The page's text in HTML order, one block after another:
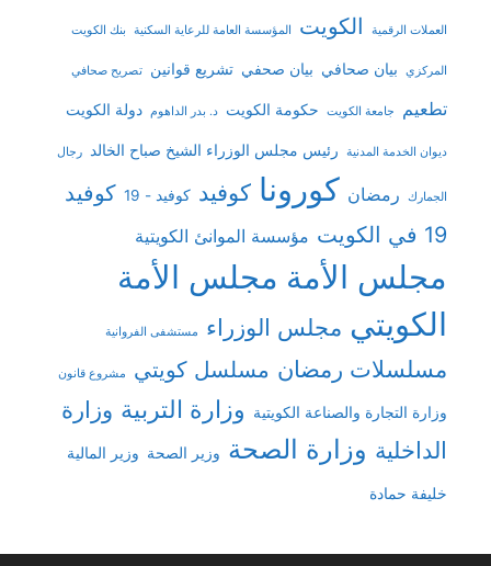
العملات الرقمية الكويت المؤسسة العامة للرعاية السكنية بنك الكويت
المركزي بيان صحافي بيان صحفي تشريع قوانين تصريح صحافي
تطعيم جامعة الكويت حكومة الكويت د. بدر الداهوم دولة الكويت
ديوان الخدمة المدنية رئيس مجلس الوزراء الشيخ صباح الخالد رجال
الجمارك رمضان كورونا كوفيد كوفيد - 19
كوفيد
19 في الكويت
مؤسسة الموانئ الكويتية
مجلس الأمة مجلس الأمة
الكويتي مجلس الوزراء مستشفى الفروانية
مسلسلات رمضان مسلسل كويتي مشروع قانون
وزارة التجارة والصناعة الكويتية وزارة التربية وزارة
الداخلية وزارة الصحة وزير الصحة وزير المالية
خليفة حمادة